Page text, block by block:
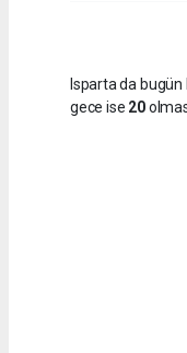
Isparta da bugün
gece ise 20